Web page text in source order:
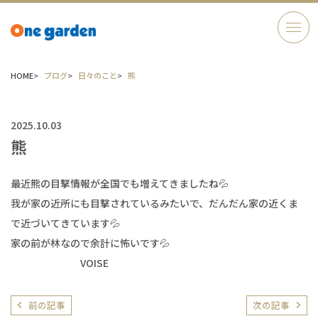
HOME ブログ 日々のこと 熊
2025.10.03
熊
最近熊の目撃情報が全国でも増えてきましたね💦
我が家の近所にも目撃されているみたいで、だんだん家の近くま
で近づいてきています💦
家の前が林なので余計に怖いです💦
VOISE
前の記事 次の記事